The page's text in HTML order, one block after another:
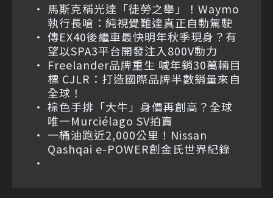
馬斯克稱光達「徒勞之舉」！Waymo
執行長嗆：純視覺難達真正自動駕駛
傳EX40後繼車最快明年秋季現身？有
望以SPA3平台開發注入800V動力
Freelander品牌重生 喊年銷30萬輛目
標 CJLR：打造國際品牌半數銷量來自
全球！
棕色手排「大牛」身價再創高？全球
唯一Murciélago SV拍賣
一桶油跑近2,000公里！Nissan
Qashqai e-POWER創金氏世界紀錄